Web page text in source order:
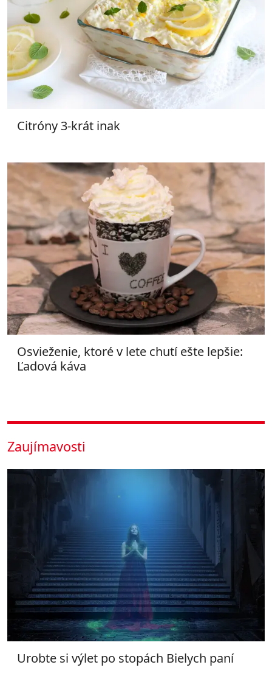
Citróny 3-krát inak
Osvieženie, ktoré v lete chutí ešte lepšie:
Ľadová káva
Zaujímavosti
Urobte si výlet po stopách Bielych paní